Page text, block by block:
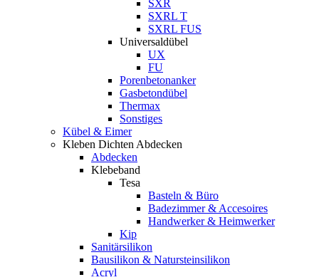
SXR
SXRL T
SXRL FUS
Universaldübel
UX
FU
Porenbetonanker
Gasbetondübel
Thermax
Sonstiges
Kübel & Eimer
Kleben Dichten Abdecken
Abdecken
Klebeband
Tesa
Basteln & Büro
Badezimmer & Accesoires
Handwerker & Heimwerker
Kip
Sanitärsilikon
Bausilikon & Natursteinsilikon
Acryl